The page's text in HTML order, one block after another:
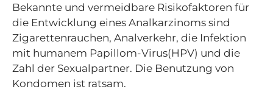
Bekannte und vermeidbare Risikofaktoren für
die Entwicklung eines Analkarzinoms sind
Zigarettenrauchen, Analverkehr, die Infektion
mit humanem Papillom-Virus(HPV) und die
Zahl der Sexualpartner. Die Benutzung von
Kondomen ist ratsam.